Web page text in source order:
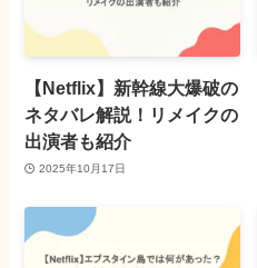
【Netflix】新幹線大爆破の
ネタバレ解説！リメイクの
出演者も紹介
2025年10月17日